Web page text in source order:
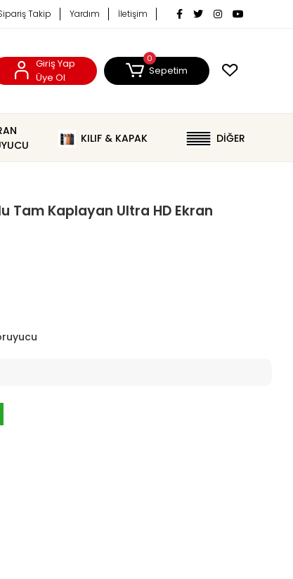
Takip Yardım İletişim
Giriş Yap
Üye Ol
0
Sepetim
KILIF & KAPAK DİĞER
Tam Kaplayan Ultra HD Ekran